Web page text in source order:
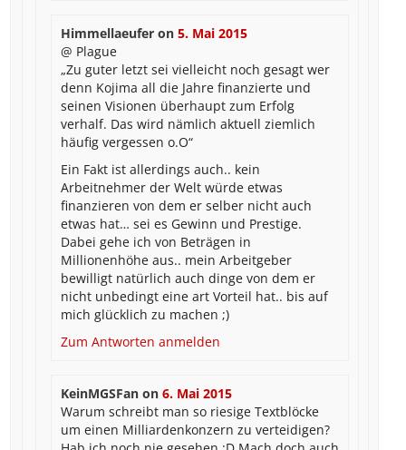
Himmellaeuferon 5. Mai 2015
@ Plague
„Zu guter letzt sei vielleicht noch gesagt wer
denn Kojima all die Jahre finanzierte und
seinen Visionen überhaupt zum Erfolg
verhalf. Das wird nämlich aktuell ziemlich
häufig vergessen o.O“
Ein Fakt ist allerdings auch.. kein
Arbeitnehmer der Welt würde etwas
finanzieren von dem er selber nicht auch
etwas hat… sei es Gewinn und Prestige.
Dabei gehe ich von Beträgen in
Millionenhöhe aus.. mein Arbeitgeber
bewilligt natürlich auch dinge von dem er
nicht unbedingt eine art Vorteil hat.. bis auf
mich glücklich zu machen ;)
Zum Antworten anmelden
KeinMGSFanon 6. Mai 2015
Warum schreibt man so riesige Textblöcke
um einen Milliardenkonzern zu verteidigen?